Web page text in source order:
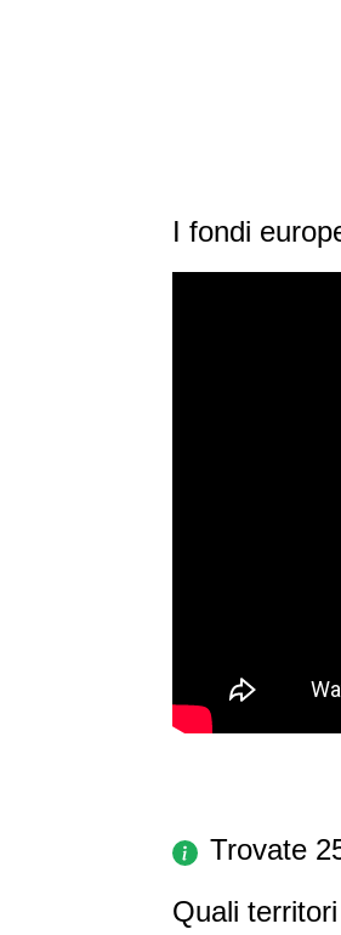
I fondi
Trovate
Quali